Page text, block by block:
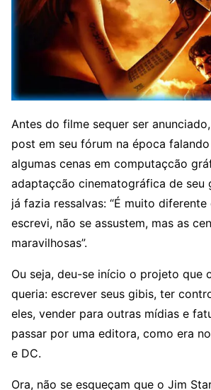
Antes do filme sequer ser
post em seu fórum na época
algumas cenas em computaçcão
adaptaçcão cinematográfica de seu
já fazia ressalvas: “É muito diferente
escrevi, não se assustem, mas as
maravilhosas”.
Ou seja, deu-se início o projeto que
queria: escrever seus gibis, ter
eles, vender para outras mídias e
passar por uma editora, como era
e DC.
Ora, não se esqueçam que o Jim